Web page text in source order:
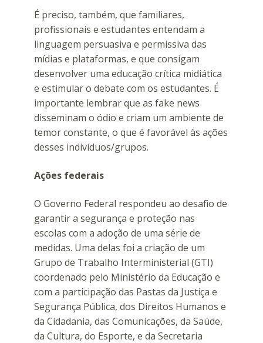
É preciso, também, que familiares,
profissionais e estudantes entendam a
linguagem persuasiva e permissiva das
mídias e plataformas, e que consigam
desenvolver uma educação crítica midiática
e estimular o debate com os estudantes. É
importante lembrar que as fake news
disseminam o ódio e criam um ambiente de
temor constante, o que é favorável às ações
desses indivíduos/grupos.
Ações federais
O Governo Federal respondeu ao desafio de
garantir a segurança e proteção nas
escolas com a adoção de uma série de
medidas. Uma delas foi a criação de um
Grupo de Trabalho Interministerial (GTI)
coordenado pelo Ministério da Educação e
com a participação das Pastas da Justiça e
Segurança Pública, dos Direitos Humanos e
da Cidadania, das Comunicações, da Saúde,
da Cultura, do Esporte, e da Secretaria